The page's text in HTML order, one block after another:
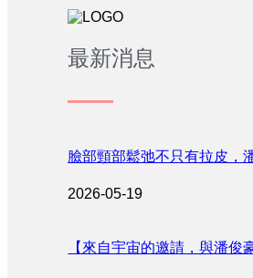
最新消息
臉部頸部鬆弛不只有拉皮，
2026-05-19
【來自宇宙的邀請，與潘俊